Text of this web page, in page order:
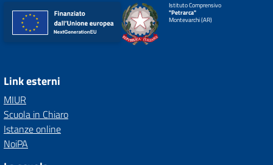
Istituto Comprensivo
"Petrarca"
Montevarchi (AR)
Link esterni
MIUR
Scuola in Chiaro
Istanze online
NoiPA